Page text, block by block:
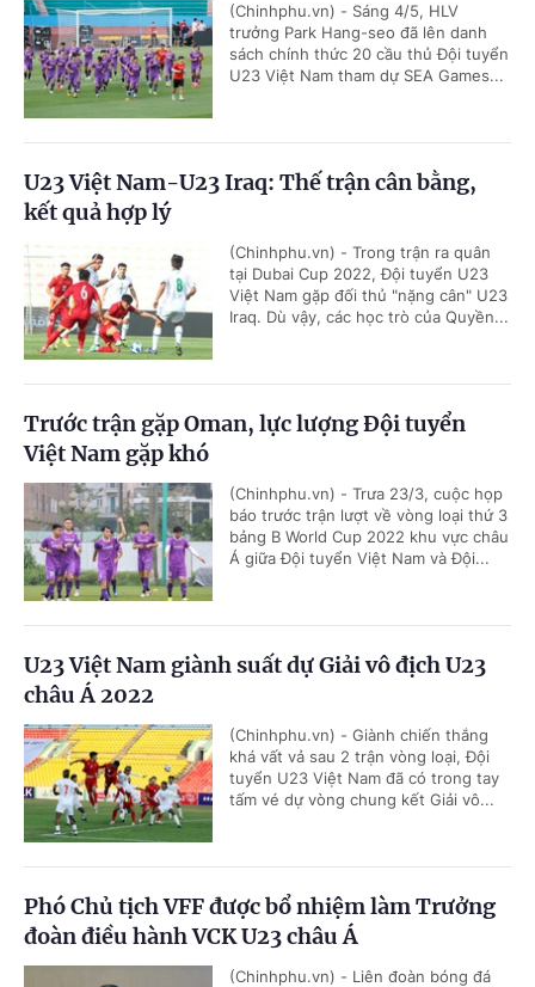
(Chinhphu.vn) - Sáng 4/5, HLV
trưởng Park Hang-seo đã lên danh
sách chính thức 20 cầu thủ Đội tuyển
U23 Việt Nam tham dự SEA Games...
U23 Việt Nam-U23 Iraq: Thế trận cân bằng,
kết quả hợp lý
(Chinhphu.vn) - Trong trận ra quân
tại Dubai Cup 2022, Đội tuyển U23
Việt Nam gặp đối thủ "nặng cân" U23
Iraq. Dù vậy, các học trò của Quyền...
Trước trận gặp Oman, lực lượng Đội tuyển
Việt Nam gặp khó
(Chinhphu.vn) - Trưa 23/3, cuộc họp
báo trước trận lượt về vòng loại thứ 3
bảng B World Cup 2022 khu vực châu
Á giữa Đội tuyển Việt Nam và Đội...
U23 Việt Nam giành suất dự Giải vô địch U23
châu Á 2022
(Chinhphu.vn) - Giành chiến thắng
khá vất vả sau 2 trận vòng loại, Đội
tuyển U23 Việt Nam đã có trong tay
tấm vé dự vòng chung kết Giải vô...
Phó Chủ tịch VFF được bổ nhiệm làm Trưởng
đoàn điều hành VCK U23 châu Á
(Chinhphu.vn) - Liên đoàn bóng đá